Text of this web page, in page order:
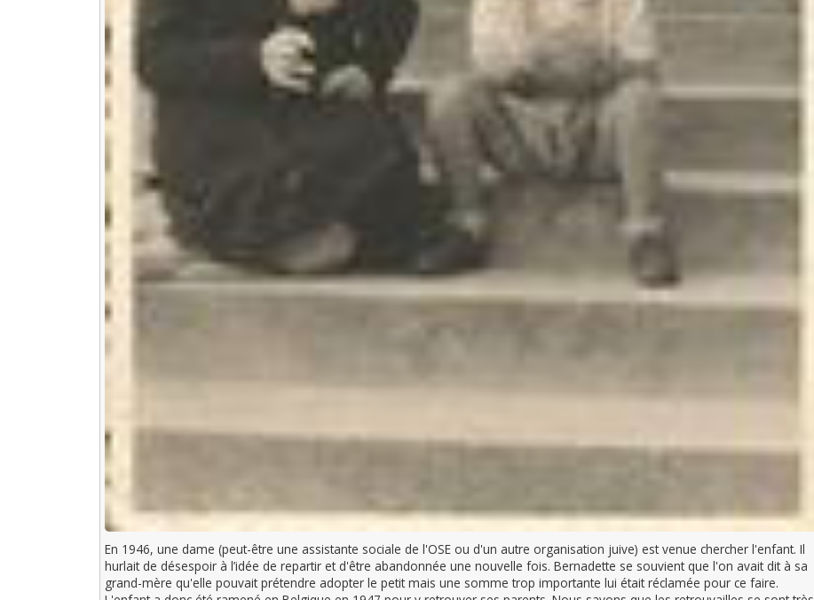
En 1946, une dame (peut-être une assistante sociale de l'OSE ou d'un autre organisation juive) est venue chercher l'enfant. Il
hurlait de désespoir à l’idée de repartir et d'être abandonnée une nouvelle fois. Bernadette se souvient que l'on avait dit à sa
grand-mère qu'elle pouvait prétendre adopter le petit mais une somme trop importante lui était réclamée pour ce faire.